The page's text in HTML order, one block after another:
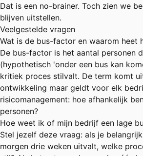
Dat is een no-brainer. Toch zien we
blijven uitstellen.
Veelgestelde vragen
Wat is de bus-factor en waarom heet
De bus-factor is het aantal personen
(hypothetisch 'onder een bus kan
kritiek proces stilvalt. De term komt
ontwikkeling maar geldt voor elk
risicomanagement: hoe afhankelijk
personen?
Hoe weet ik of mijn bedrijf een lage
Stel jezelf deze vraag: als je
morgen drie weken uitvalt, welke